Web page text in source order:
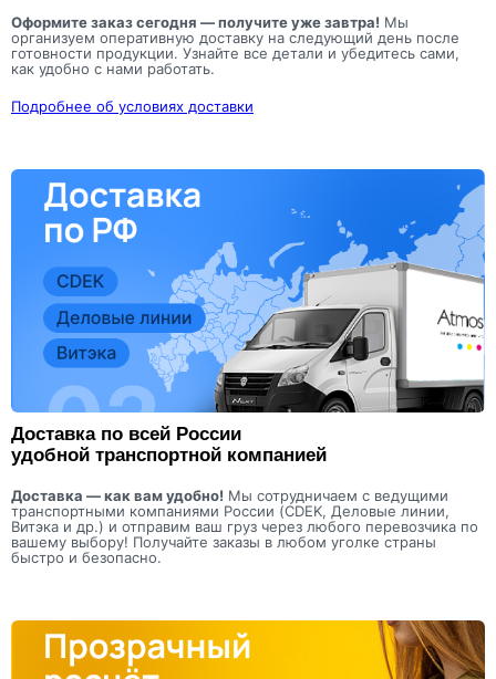
Оформите заказ сегодня — получите уже завтра! Мы
организуем оперативную доставку на следующий день после
готовности продукции. Узнайте все детали и убедитесь сами,
как удобно с нами работать.
Подробнее об условиях доставки
Доставка по всей России
удобной транспортной компанией
Доставка — как вам удобно! Мы сотрудничаем с ведущими
транспортными компаниями России (CDEK, Деловые линии,
Витэка и др.) и отправим ваш груз через любого перевозчика по
вашему выбору! Получайте заказы в любом уголке страны
быстро и безопасно.